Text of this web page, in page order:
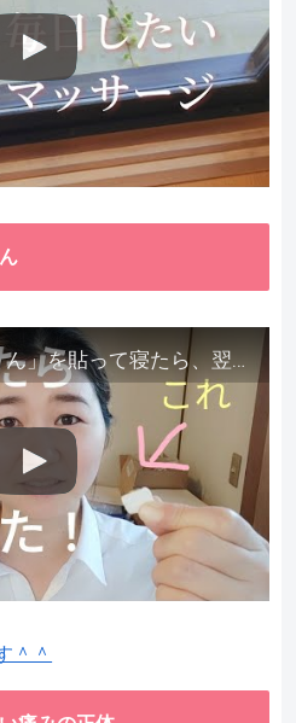
腎臓（腰）に「まるくん」を貼って寝たら、翌朝めちゃ楽でびっくりしました。腎臓叩いても痛くない！【お客様の声を試してみた】
＾＾